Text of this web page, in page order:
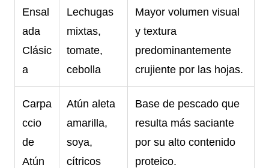
Ensal
ada
Clásic
a
Lechugas
mixtas,
tomate,
cebolla
Mayor volumen visual
y textura
predominantemente
crujiente por las hojas.
Carpa
ccio
de
Atún
Atún aleta
amarilla,
soya,
cítricos
Base de pescado que
resulta más saciante
por su alto contenido
proteico.